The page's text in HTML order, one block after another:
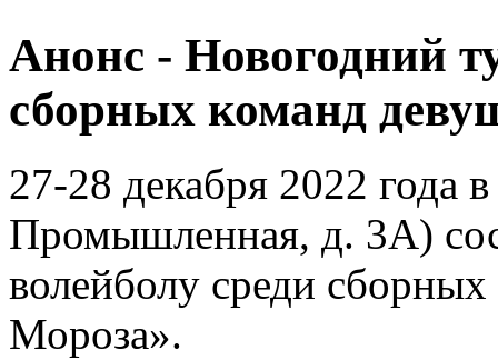
Анонс - Новогодний
сборных команд
27-28 декабря 2022 года
Промышленная, д. 3А)
волейболу среди
Мороза».